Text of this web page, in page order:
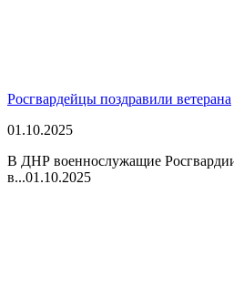
Росгвардейцы поздравили ветерана
01.10.2025
В ДНР военнослужащие
в...01.10.2025